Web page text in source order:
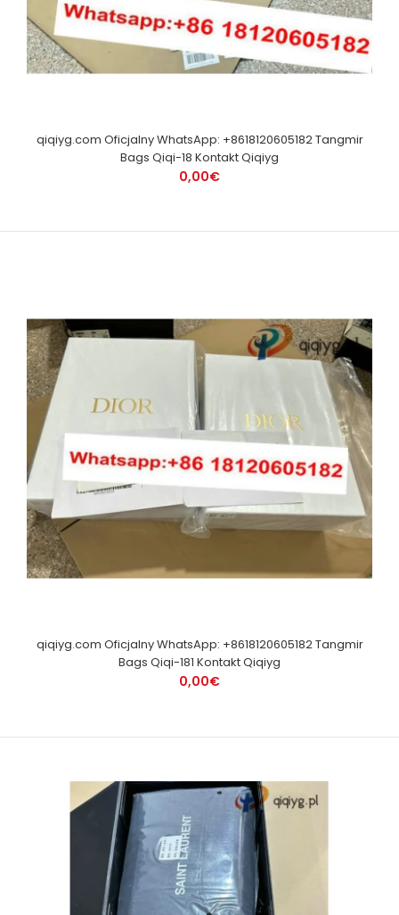
qiqiyg.com Oficjalny WhatsApp: +8618120605182 Tangmir
Bags Qiqi-18 Kontakt Qiqiyg
0,00€
qiqiyg.com Oficjalny WhatsApp: +8618120605182 Tangmir
Bags Qiqi-181 Kontakt Qiqiyg
0,00€